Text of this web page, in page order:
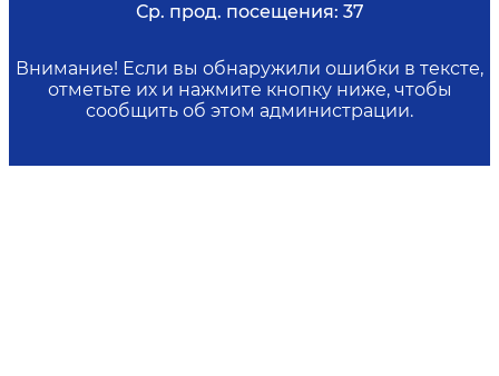
Ср. прод. посещения: 37
Внимание! Если вы обнаружили ошибки в тексте,
отметьте их и нажмите кнопку ниже, чтобы
сообщить об этом администрации.